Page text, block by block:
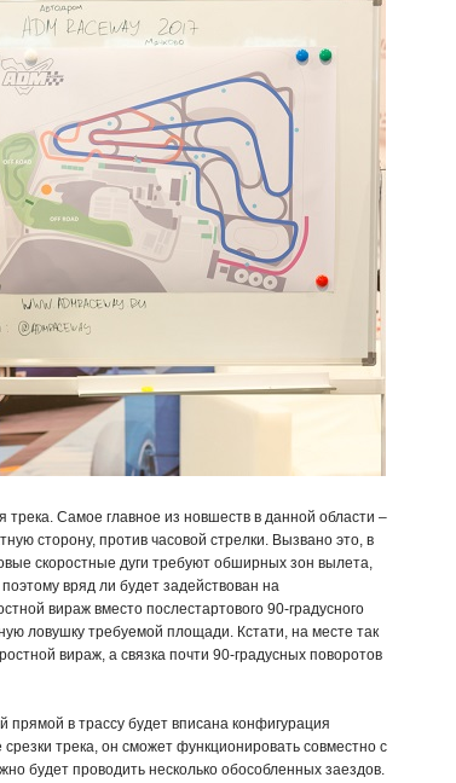
трека. Самое главное из новшеств в данной области –
сторону, против часовой стрелки. Вызвано это, в
скоростные дуги требуют обширных зон вылета,
вряд ли будет задействован на
вираж вместо послестартового 90-градусного
ловушку требуемой площади. Кстати, на месте так
вираж, а связка почти 90-градусных поворотов
в трассу будет вписана конфигурация
трека, он сможет функционировать совместно с
будет проводить несколько обособленных заездов.